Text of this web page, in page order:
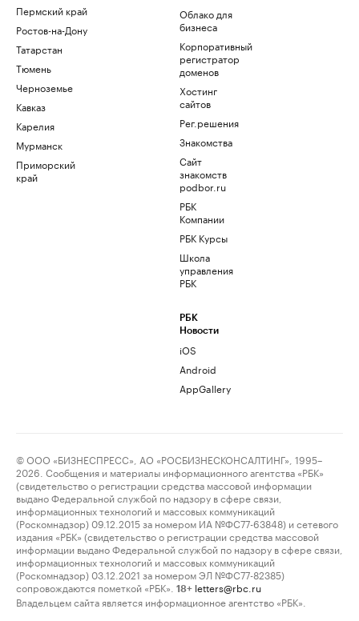
Пермский край
Ростов-на-Дону
Татарстан
Тюмень
Черноземье
Кавказ
Карелия
Мурманск
Приморский
край
Облако для
бизнеса
Корпоративный
регистратор
доменов
Хостинг
сайтов
Рег.решения
Знакомства
Сайт
знакомств
podbor.ru
РБК
Компании
РБК Курсы
Школа
управления
РБК
РБК
Новости
iOS
Android
AppGallery
© ООО «БИЗНЕСПРЕСС», АО «РОСБИЗНЕСКОНСАЛТИНГ», 1995–
2026. Сообщения и материалы информационного агентства «РБК»
(свидетельство о регистрации средства массовой информации
выдано Федеральной службой по надзору в сфере связи,
информационных технологий и массовых коммуникаций
(Роскомнадзор) 09.12.2015 за номером ИА №ФС77-63848) и сетевого
издания «РБК» (свидетельство о регистрации средства массовой
информации выдано Федеральной службой по надзору в сфере связи,
информационных технологий и массовых коммуникаций
(Роскомнадзор) 03.12.2021 за номером ЭЛ №ФС77-82385)
сопровождаются пометкой «РБК».
18+ letters@rbc.ru
Владельцем сайта является информационное агентство «РБК».